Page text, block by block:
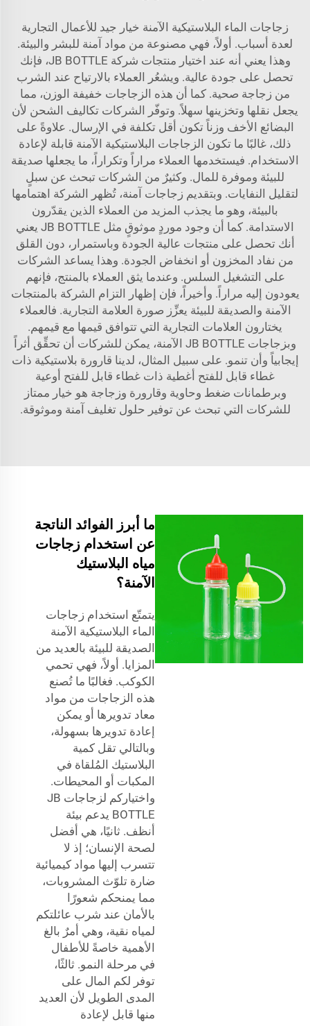
زجاجات الماء البلاستيكية الآمنة خيار جيد للأعمال التجارية
لعدة أسباب. أولاً، فهي مصنوعة من مواد آمنة للبشر والبيئة.
وهذا يعني أنه عند اختيار منتجات شركة JB BOTTLE، فإنك
تحصل على جودة عالية. ويشعُر العملاء بالارتياح عند الشرب
من زجاجة صحية. كما أن هذه الزجاجات خفيفة الوزن، مما
يجعل نقلها وتخزينها سهلاً. وتوفّر الشركات تكاليف الشحن لأن
البضائع الأخف وزناً تكون أقل تكلفة في الإرسال. علاوةً على
ذلك، غالبًا ما تكون الزجاجات البلاستيكية الآمنة قابلة لإعادة
الاستخدام. فيستخدمها العملاء مراراً وتكراراً، ما يجعلها صديقة
للبيئة وموفرة للمال. وكثيرٌ من الشركات تبحث عن سبلٍ
لتقليل النفايات. وبتقديم زجاجات آمنة، تُظهر الشركة اهتمامها
بالبيئة، وهو ما يجذب المزيد من العملاء الذين يقدّرون
الاستدامة. كما أن وجود موردٍ موثوقٍ مثل JB BOTTLE يعني
أنك تحصل على منتجات عالية الجودة وباستمرار، دون القلق
من نفاد المخزون أو انخفاض الجودة. وهذا يساعد الشركات
على التشغيل السلس. وعندما يثق العملاء بالمنتج، فإنهم
يعودون إليه مراراً. وأخيراً، فإن إظهار التزام الشركة بالمنتجات
الآمنة والصديقة للبيئة يعزِّز صورة العلامة التجارية. فالعملاء
يختارون العلامات التجارية التي تتوافق قيمها مع قيمهم.
وبزجاجات JB BOTTLE الآمنة، يمكن للشركات أن تحقِّق أثراً
إيجابياً وأن تنمو. على سبيل المثال، لدينا قارورة بلاستيكية ذات
غطاء قابل للفتح أغطية ذات غطاء قابل للفتح أوعية
وبرطمانات ضغط وحاوية وقارورة وزجاجة هو خيار ممتاز
للشركات التي تبحث عن توفير حلول تغليف آمنة وموثوقة.
ما أبرز الفوائد الناتجة
عن استخدام زجاجات
مياه البلاستيك
الآمنة؟
يتمتّع استخدام زجاجات
الماء البلاستيكية الآمنة
الصديقة للبيئة بالعديد من
المزايا. أولاً، فهي تحمي
الكوكب. فغالبًا ما تُصنع
هذه الزجاجات من مواد
معاد تدويرها أو يمكن
إعادة تدويرها بسهولة،
وبالتالي تقل كمية
البلاستيك المُلقاة في
المكبات أو المحيطات.
واختياركم لزجاجات JB
BOTTLE يدعم بيئة
أنظف. ثانيًا، هي أفضل
لصحة الإنسان؛ إذ لا
تتسرب إليها مواد كيميائية
ضارة تلوّث المشروبات،
مما يمنحكم شعورًا
بالأمان عند شرب عائلتكم
لمياه نقية، وهي أمرٌ بالغ
الأهمية خاصةً للأطفال
في مرحلة النمو. ثالثًا،
توفر لكم المال على
المدى الطويل لأن العديد
منها قابل لإعادة